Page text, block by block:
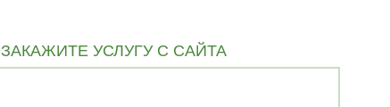
ЗАКАЖИТЕ УСЛУГУ С САЙТА